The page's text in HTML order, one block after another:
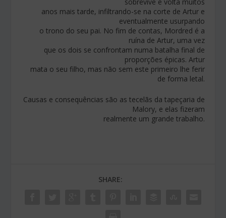
anos mais tarde, infiltrando-se na corte de Artur e
eventualmente usurpando
o trono do seu pai. No fim de contas, Mordred é a
ruína de Artur, uma vez
que os dois se confrontam numa batalha final de
proporções épicas. Artur
mata o seu filho, mas não sem este primeiro lhe ferir
de forma letal.
Causas e consequências são as tecelãs da tapeçaria de
Malory, e elas fizeram
realmente um grande trabalho.
SHARE: